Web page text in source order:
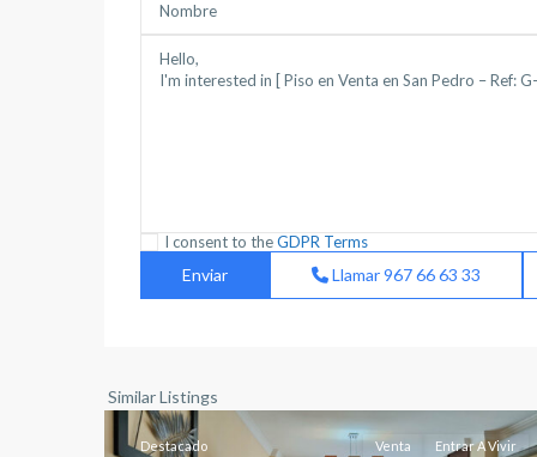
I consent to theGDPR Terms
Llamar967 66 63 33
Similar Listings
capital
Destacado Venta Entrar A Vivir